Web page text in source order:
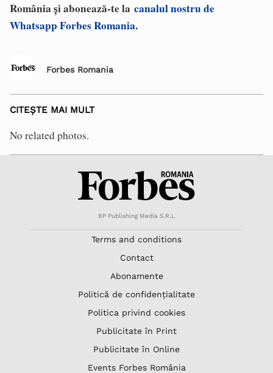
România și abonează-te la canalul nostru de
Whatsapp Forbes Romania.
Forbes Romania
CITEȘTE MAI MULT
No related photos.
BP Publishing Media S.R.L
Terms and conditions
Contact
Abonamente
Politică de confidențialitate
Politica privind cookies
Publicitate în Print
Publicitate în Online
Events Forbes România